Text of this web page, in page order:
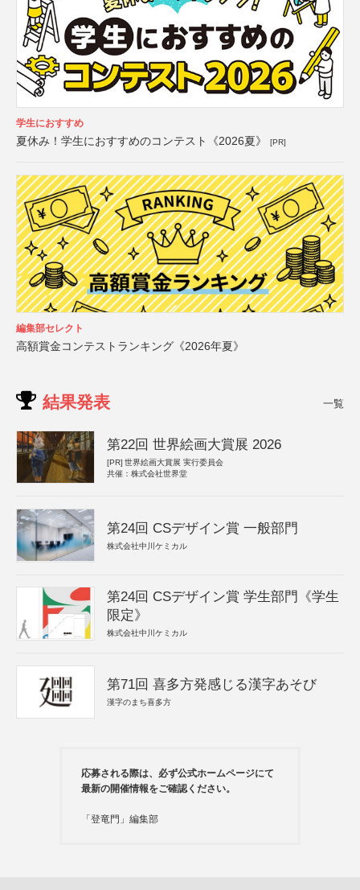
学生におすすめ
夏休み！学生におすすめのコンテスト《2026夏》 [PR]
編集部セレクト
高額賞金コンテストランキング《2026年夏》
結果発表 一覧
第22回 世界絵画大賞展 2026
[PR] 世界絵画大賞展 実行委員会
共催：株式会社世界堂
第24回 CSデザイン賞 一般部門
株式会社中川ケミカル
第24回 CSデザイン賞 学生部門《学生
限定》
株式会社中川ケミカル
第71回 喜多方発感じる漢字あそび
漢字のまち喜多方
応募される際は、必ず公式ホームページにて
最新の開催情報をご確認ください。
「登竜門」編集部